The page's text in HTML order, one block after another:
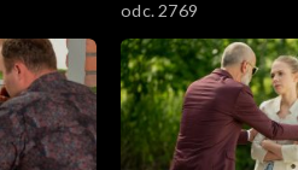
odc. 2769